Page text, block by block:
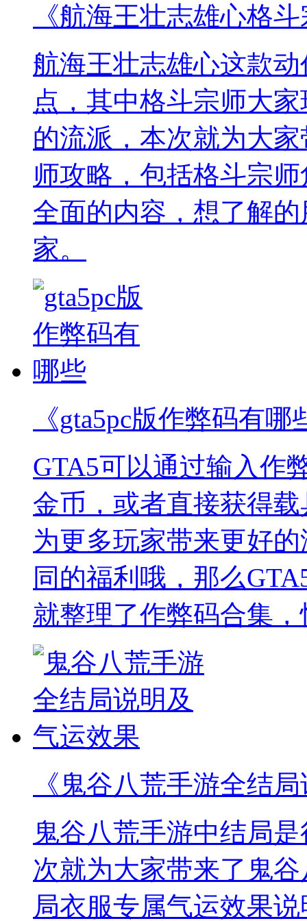
《航海王壮志雄心格
航海王壮志雄心这款
点，其中格斗宗师大
的流派，本次就为大
师攻略，包括格斗宗
全面的内容，想了解
家。
《gta5pc版作弊码有哪
GTA5可以通过输入作
金币，或者直接获得
为更多玩家带来更好
同的福利哦，那么
就整理了作弊码合集
《鬼谷八荒手游全结
鬼谷八荒手游中结局
次就为大家带来了鬼
局衣服专属气运效果